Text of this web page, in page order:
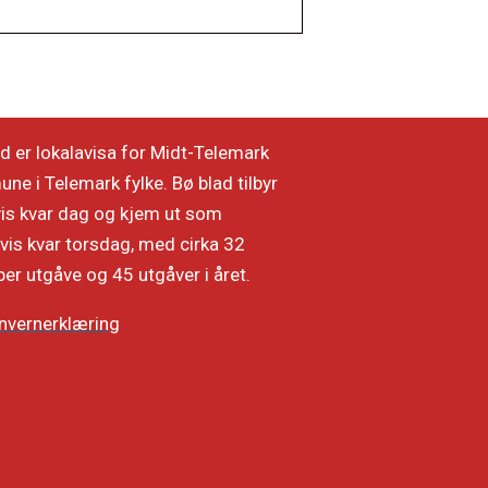
er lokalavisa for Midt-Telemark
i Telemark fylke. Bø blad tilbyr
kvar dag og kjem ut som
kvar torsdag, med cirka 32
utgåve og 45 utgåver i året.